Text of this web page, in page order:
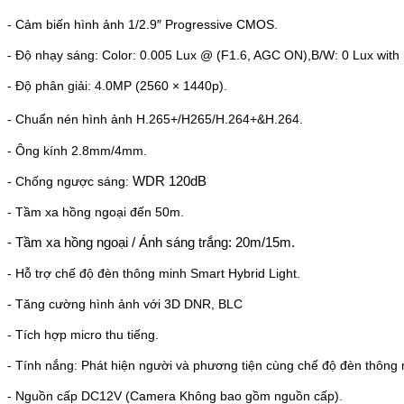
- Cảm biến hình ảnh 1/2.9″ Progressive CMOS.
- Độ nhạy sáng: Color: 0.005 Lux @ (F1.6, AGC ON),B/W: 0 Lux with
- Độ phân giải: 4.0MP (2560 × 1440p).
- Chuẩn nén hình ảnh H.265+/H265/H.264+&H.264.
- Ông kính 2.8mm/4mm.
- Chống ngược sáng: WDR 120dB
- Tầm xa hồng ngoại đến 50m.
- Tầm xa hồng ngoại / Ánh sáng trắng: 20m/15m.
- Hỗ trợ chế độ đèn thông minh Smart Hybrid Light.
- Tăng cường hình ảnh với 3D DNR, BLC
- Tích hợp micro thu tiếng.
- Tính nắng: Phát hiện người và phương tiện cùng chế độ đèn thông
- Nguồn cấp DC12V (Camera Không bao gồm nguồn cấp).